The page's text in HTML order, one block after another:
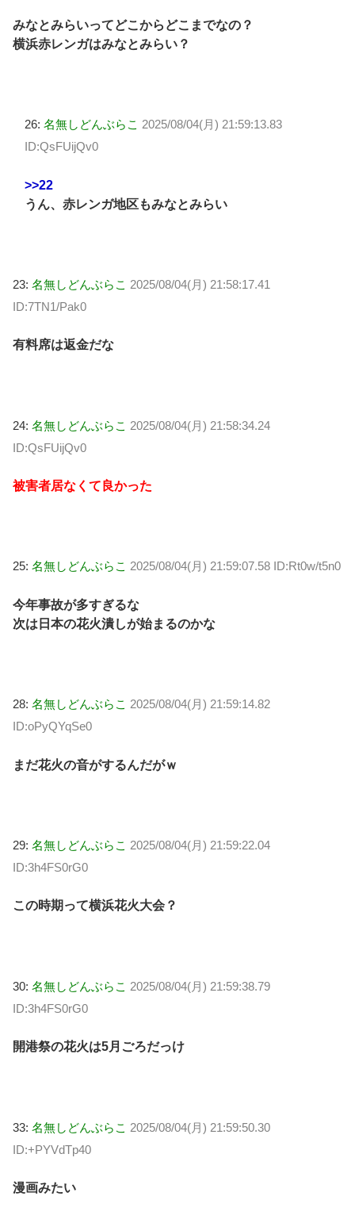
みなとみらいってどこからどこまでなの？
横浜赤レンガはみなとみらい？
26: 名無しどんぶらこ 2025/08/04(月) 21:59:13.83
ID:QsFUijQv0
>>22
うん、赤レンガ地区もみなとみらい
23: 名無しどんぶらこ 2025/08/04(月) 21:58:17.41
ID:7TN1/Pak0
有料席は返金だな
24: 名無しどんぶらこ 2025/08/04(月) 21:58:34.24
ID:QsFUijQv0
被害者居なくて良かった
25: 名無しどんぶらこ 2025/08/04(月) 21:59:07.58 ID:Rt0w/t5n0
今年事故が多すぎるな
次は日本の花火潰しが始まるのかな
28: 名無しどんぶらこ 2025/08/04(月) 21:59:14.82
ID:oPyQYqSe0
まだ花火の音がするんだがｗ
29: 名無しどんぶらこ 2025/08/04(月) 21:59:22.04
ID:3h4FS0rG0
この時期って横浜花火大会？
30: 名無しどんぶらこ 2025/08/04(月) 21:59:38.79
ID:3h4FS0rG0
開港祭の花火は5月ごろだっけ
33: 名無しどんぶらこ 2025/08/04(月) 21:59:50.30
ID:+PYVdTp40
漫画みたい